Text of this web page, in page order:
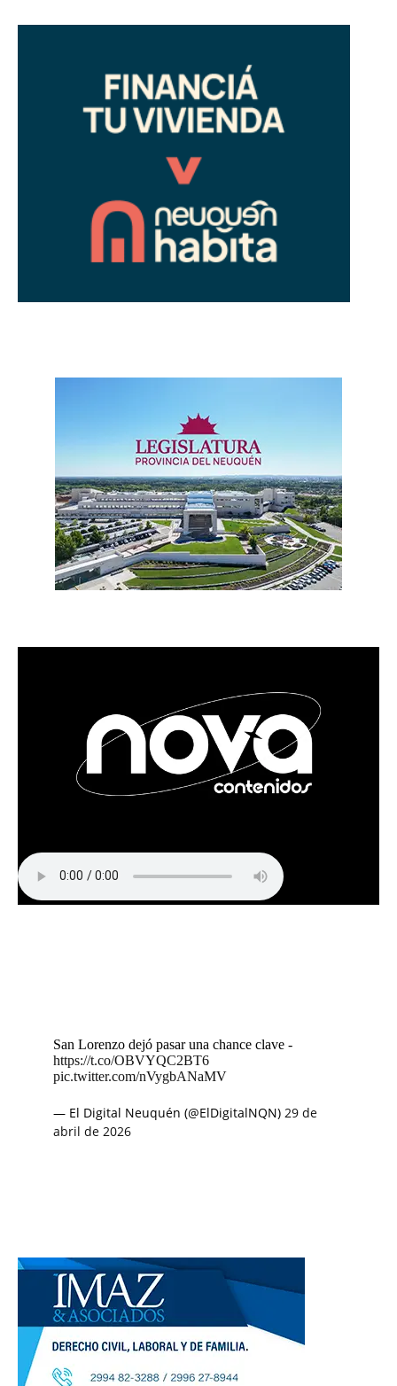
San Lorenzo dejó pasar una chance clave -
https://t.co/OBVYQC2BT6
pic.twitter.com/nVygbANaMV
— El Digital Neuquén (@ElDigitalNQN) 29 de
abril de 2026